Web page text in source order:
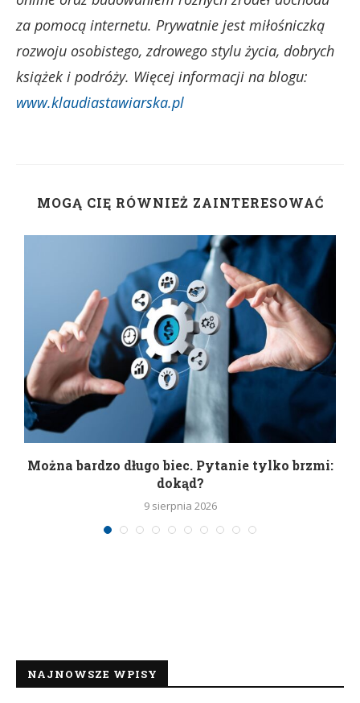
za pomocą internetu. Prywatnie jest miłośniczką
rozwoju osobistego, zdrowego stylu życia, dobrych
książek i podróży. Więcej informacji na blogu:
www.klaudiastawiarska.pl
MOGĄ CIĘ RÓWNIEŻ ZAINTERESOWAĆ
Można bardzo długo biec. Pytanie tylko brzmi:
dokąd?
9 sierpnia 2026
NAJNOWSZE WPISY